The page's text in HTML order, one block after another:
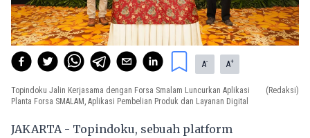
A- A+
Topindoku Jalin Kerjasama dengan Forsa Smalam Luncurkan Aplikasi
Planta Forsa SMALAM, Aplikasi Pembelian Produk dan Layanan Digital
(Redaksi)
JAKARTA - Topindoku, sebuah platform